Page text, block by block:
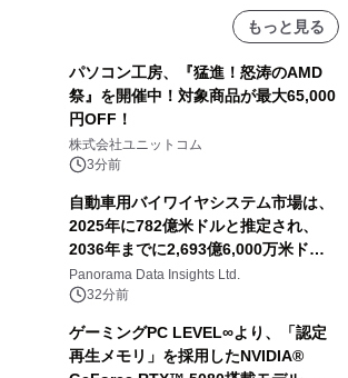
もっと見る
パソコン工房、『猛進！怒涛のAMD
祭』を開催中！対象商品が最大65,000
円OFF！
株式会社ユニットコム
3分前
自動車用バイワイヤシステム市場は、
2025年に782億米ドルと推定され、
2036年までに2,693億6,000万米ドル
に達すると予測されており、予測期間
（2026年～2036年）
Panorama Data Insights Ltd.
32分前
ゲーミングPC LEVEL∞より、「認定
再生メモリ」を採用したNVIDIA®